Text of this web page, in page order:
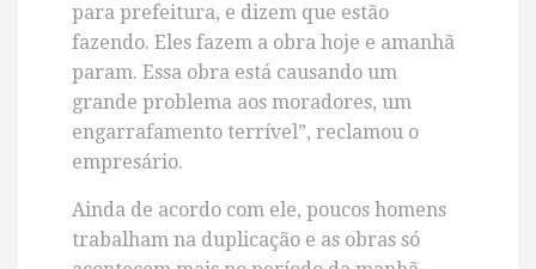
para prefeitura, e dizem que estão
fazendo. Eles fazem a obra hoje e amanhã
param. Essa obra está causando um
grande problema aos moradores, um
engarrafamento terrível”, reclamou o
empresário.
Ainda de acordo com ele, poucos homens
trabalham na duplicação e as obras só